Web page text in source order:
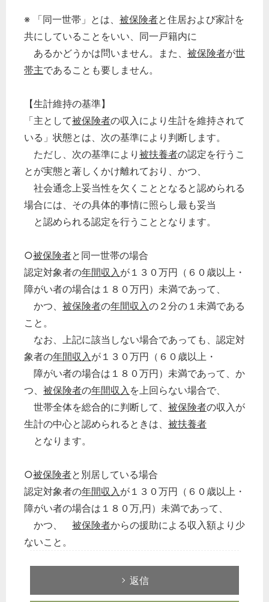
※ 「同一世帯」とは、 被保険者と住居および家計を
共にしていることをいい、同一戸籍内に
あるかどうかは問いません。また、 被保険者が世
帯主であることも要しません。
【生計維持の基準】
「主として被保険者の収入により生計を維持されて
いる」状態とは、次の基準により判断します。
ただし、次の基準により 被扶養者の認定を行うこ
とが実態と著しくかけ離れており、かつ、
社会通念上妥当性を欠くこととなると認められる
場合には、その具体的事情に照らし最も妥当
と認められる認定を行うこととなります。
○被保険者と同一世帯の場合
認定対象者の年間収入が１３０万円（６０歳以上・
障がい者の場合は１８０万円）未満であって、
かつ、 被保険者の年間収入の２分の１未満である
こと。
なお、上記に該当しない場合であっても、認定対
象者の年間収入が１３０万円（６０歳以上・
障がい者の場合は１８０万円）未満であって、か
つ、 被保険者の年間収入 を上回らない場合で、
世帯全体を総合的に判断して、 被保険者の収入が
生計の中心と認められるときは、 被扶養者
となります。
○被保険者と別居している場合
認定対象者の年間収入が１３０万円（６０歳以上・
障がい者の場合は１８０万,円）未満であって、
かつ、 被保険者からの援助による収入額より少
ないこと。
返信
どのカテゴリーに投稿しますか？